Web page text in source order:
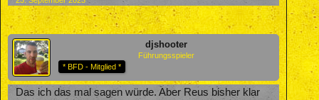
djshooter
Führungsspieler
* BFD - Mitglied *
Das ich das mal sagen würde. Aber Reus bisher klar